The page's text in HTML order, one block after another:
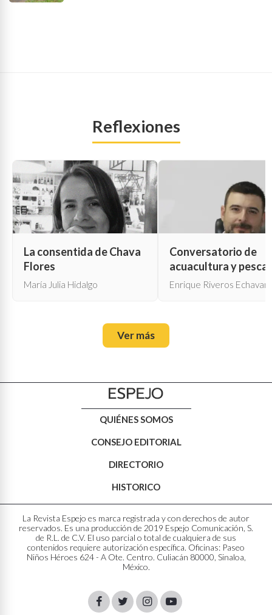
Reflexiones
La consentida de Chava
Flores
María Julia Hidalgo
Conversatorio de
acuacultura y pesca
Enrique Riveros
Ver más
QUIÉNES SOMOS
CONSEJO EDITORIAL
DIRECTORIO
HISTORICO
La Revista Espejo es marca registrada y con derechos de autor
reservados. Es una producción de 2019 Espejo Comunicación, S.
de R.L. de C.V. El uso parcial o total de cualquiera de sus
contenidos requiere autorización específica. Oficinas: Paseo
Niños Héroes 624 - A Ote. Centro. Culiacán 80000, Sinaloa,
México.
FacebookTwitterInstagram
Youtube